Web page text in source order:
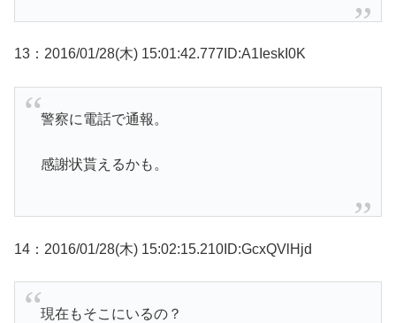
13：2016/01/28(木) 15:01:42.777ID:A1IeskI0K
警察に電話で通報。
感謝状貰えるかも。
14：2016/01/28(木) 15:02:15.210ID:GcxQVlHjd
現在もそこにいるの？